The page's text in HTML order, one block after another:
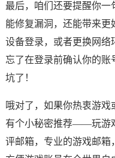
最后，咱们还要提醒你一
能修复漏洞，还能带来更
设备登录，或者更换网络
忘了在登录前确认你的
坑了！
哦对了，如果你热衷游戏
有个小秘密推荐——玩游
评邮箱，专业的游戏邮箱